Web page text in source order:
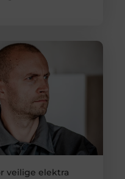
veilige elektra